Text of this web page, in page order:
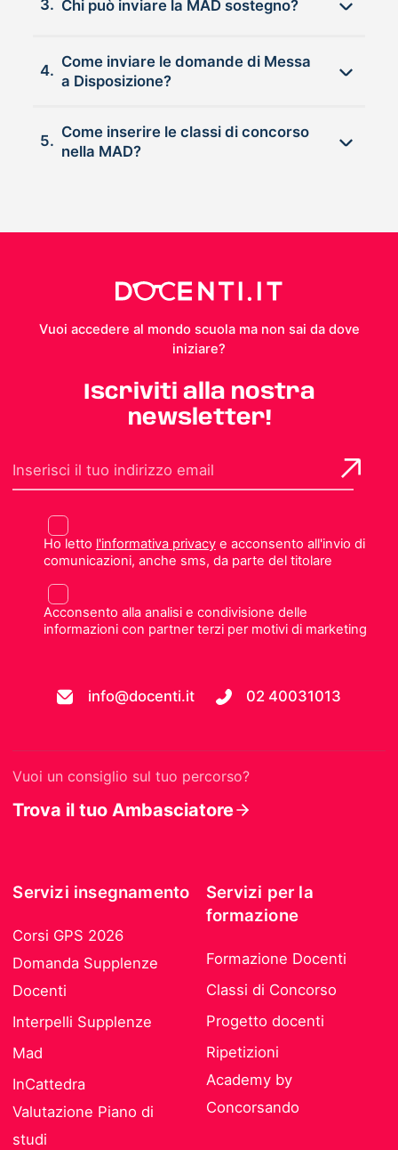
3. Chi può inviare la MAD sostegno?
4.
Come inviare le domande di Messa
a Disposizione?
5.
Come inserire le classi di concorso
nella MAD?
Vuoi accedere al mondo scuola ma non sai da dove
iniziare?
Iscriviti alla nostra
newsletter!
Ho letto l'informativa privacye acconsento all'invio di
comunicazioni, anche sms, da parte del titolare
Acconsento alla analisi e condivisione delle
informazioni con partner terzi per motivi di marketing
info@docenti.it 02 40031013
Vuoi un consiglio sul tuo percorso?
Trova il tuo Ambasciatore
Servizi insegnamento
Corsi GPS 2026
Domanda Supplenze
Docenti
Interpelli Supplenze
Mad
InCattedra
Valutazione Piano di
studi
Servizi per la
formazione
Formazione Docenti
Classi di Concorso
Progetto docenti
Ripetizioni
Academy by
Concorsando